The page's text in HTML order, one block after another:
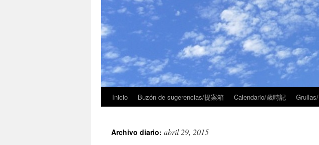
Inicio Buzón de sugerencias/提案箱 Calendario/歳時記
Archivo diario: abril 29, 2015